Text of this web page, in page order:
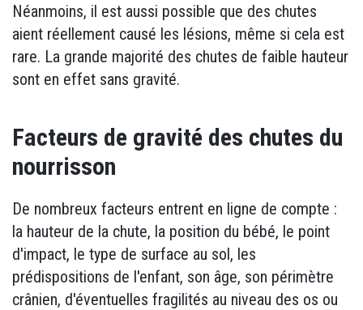
Néanmoins, il est aussi possible que des chutes
aient réellement causé les lésions, même si cela est
rare. La grande majorité des chutes de faible hauteur
sont en effet sans gravité.
Facteurs de gravité des chutes du
nourrisson
De nombreux facteurs entrent en ligne de compte :
la hauteur de la chute, la position du bébé, le point
d'impact, le type de surface au sol, les
prédispositions de l'enfant, son âge, son périmètre
crânien, d'éventuelles fragilités au niveau des os ou